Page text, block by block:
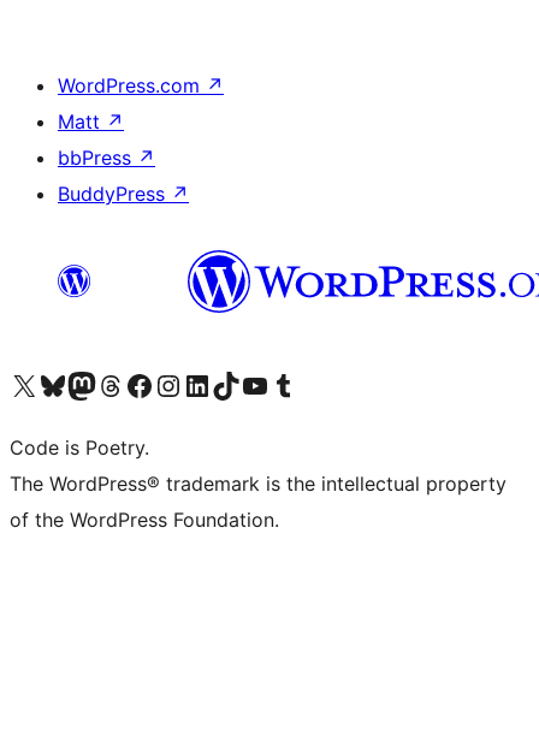
WordPress.com ↗
Matt ↗
bbPress ↗
BuddyPress ↗
Visita il nostro account X (ex Twitter)
Visita il nostro account Bluesky
Visita il nostro account Mastodon
Visita il nostro account Threads
Visita la nostra pagina Facebook
Visita il nostro account Instagram
Visita il nostro account LinkedIn
Visita il nostro account TikTok
Visita il nostro canale YouTube
Visita il nostro account Tumblr
Code is Poetry.
The WordPress® trademark is the intellectual property
of the WordPress Foundation.